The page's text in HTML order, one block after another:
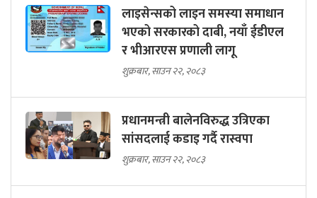
लाइसेन्सको लाइन समस्या समाधान
भएको सरकारको दाबी, नयाँ ईडीएल
र भीआरएस प्रणाली लागू
शुक्रबार, साउन २२, २०८३
प्रधानमन्त्री बालेनविरुद्ध उत्रिएका
सांसदलाई कडाइ गर्दै रास्वपा
शुक्रबार, साउन २२, २०८३